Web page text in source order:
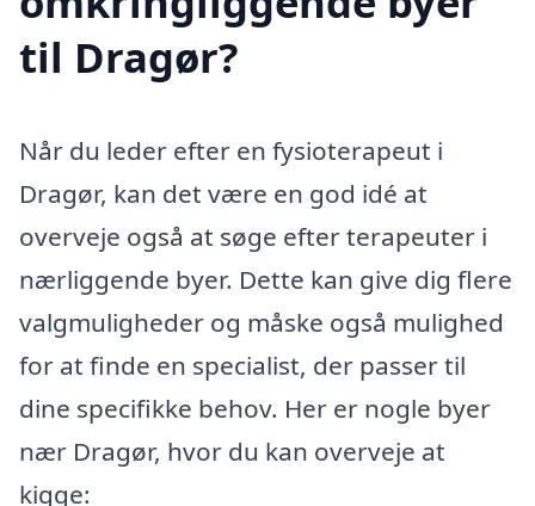
til Dragør?
Når du leder efter en fysioterapeut i
Dragør, kan det være en god idé at
overveje også at søge efter terapeuter i
nærliggende byer. Dette kan give dig flere
valgmuligheder og måske også mulighed
for at finde en specialist, der passer til
dine specifikke behov. Her er nogle byer
nær Dragør, hvor du kan overveje at
kigge: